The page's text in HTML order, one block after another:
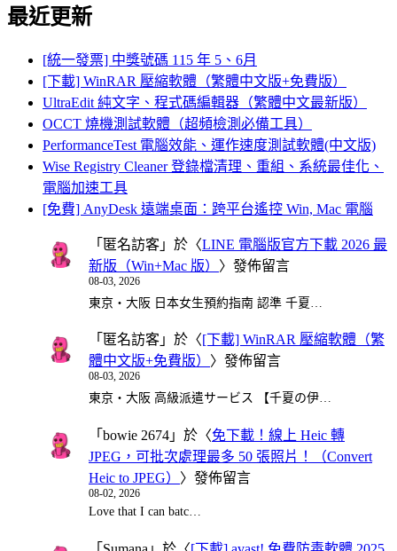
最近更新
[統一發票] 中獎號碼 115 年 5、6月
[下載] WinRAR 壓縮軟體（繁體中文版+免費版）
UltraEdit 純文字、程式碼編輯器（繁體中文最新版）
OCCT 燒機測試軟體（超頻檢測必備工具）
PerformanceTest 電腦效能、運作速度測試軟體(中文版)
Wise Registry Cleaner 登錄檔清理、重組、系統最佳化、
電腦加速工具
[免費] AnyDesk 遠端桌面：跨平台遙控 Win, Mac 電腦
「 匿名訪客 」於〈LINE 電腦版官方下載 2026 最
新版（Win+Mac 版） 〉發佈留言
08-03, 2026
東京・大阪 日本女生預約指南 認準 千夏…
「 匿名訪客 」於〈[下載] WinRAR 壓縮軟體（繁
體中文版+免費版） 〉發佈留言
08-03, 2026
東京・大阪 高級派遣サービス 【千夏の伊…
「 bowie 2674 」於〈免下載！線上 Heic 轉
JPEG，可批次處理最多 50 張照片！（Convert
Heic to JPEG） 〉發佈留言
08-02, 2026
Love that I can batc…